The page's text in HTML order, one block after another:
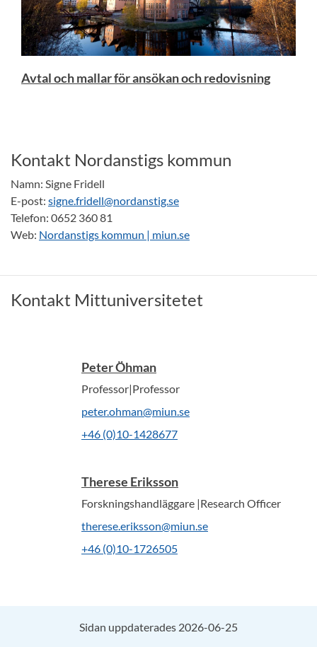
Avtal och mallar för ansökan och redovisning
Kontakt Nordanstigs kommun
Namn: Signe Fridell
E-post: signe.fridell@nordanstig.se
Telefon: 0652 360 81
Web: Nordanstigs kommun | miun.se
Kontakt Mittuniversitetet
Peter Öhman
Professor|Professor
peter.ohman@miun.se
+46 (0)10-1428677
Therese Eriksson
Forskningshandläggare |Research Officer
therese.eriksson@miun.se
+46 (0)10-1726505
Sidan uppdaterades 2026-06-25